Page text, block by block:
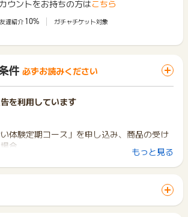
ウントをお持ちの方はこちら
友達紹介 10% ガチャチケット対象
件 必ずお読みください
を利用しています
体験定期コース」を申し込み、商品の受け
合
不正・重複（IP、住所）、申込不備、不正
もっと見る